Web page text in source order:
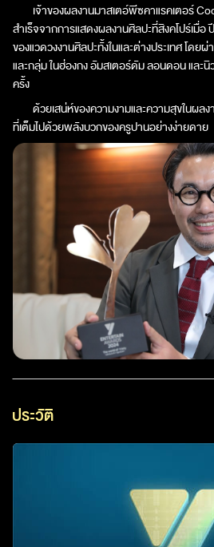
เจ้าของผลงานมาสเตอ์พีซคาแรคเตอร์
สำเร็จจากการแสดงผลงานศิลปะที่สิงคโปร์เมื่
ของแวดวงงานศิลปะทั้งในและต่างประเทศ โดย
และกลุ่ม ในฮ่องกง อัมสเตอร์ดัม ลอนดอน และ
ครั้ง
ด้วยเสน่ห์ของความงามและความสุขในผ
ที่เต็มไปด้วยพลังบวกของครูปานอย่างง่ายดาย
ประวัติ